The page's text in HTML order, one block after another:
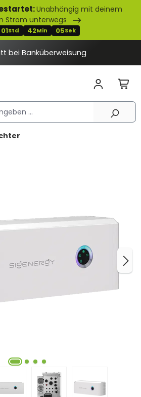
Unabhängig mit deinem
Strom unterwegs
01Std 42Min 04Sek